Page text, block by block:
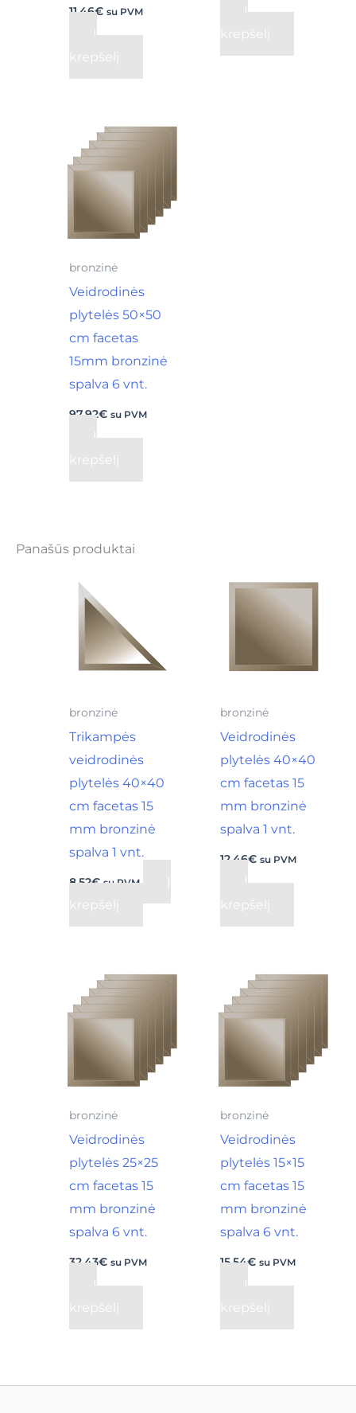
11,46€ su PVM
Į
krepšelį
Į
krepšelį
bronzinė
Veidrodinės
plytelės 50×50
cm facetas
15mm bronzinė
spalva 6 vnt.
97,92€ su PVM
Į
krepšelį
Panašūs produktai
bronzinė
Trikampės
veidrodinės
plytelės 40×40
cm facetas 15
mm bronzinė
spalva 1 vnt.
8,52€ su PVM
Į
krepšelį
bronzinė
Veidrodinės
plytelės 40×40
cm facetas 15
mm bronzinė
spalva 1 vnt.
12,46€ su PVM
Į
krepšelį
bronzinė
Veidrodinės
plytelės 25×25
cm facetas 15
mm bronzinė
spalva 6 vnt.
32,43€ su PVM
Į
krepšelį
bronzinė
Veidrodinės
plytelės 15×15
cm facetas 15
mm bronzinė
spalva 6 vnt.
15,54€ su PVM
Į
krepšelį